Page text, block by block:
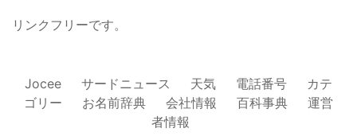
リンクフリーです。
Jocee サードニュース 天気 電話番号
カテ
ゴリー
お名前辞典 会社情報 百科事典
運営
者情報